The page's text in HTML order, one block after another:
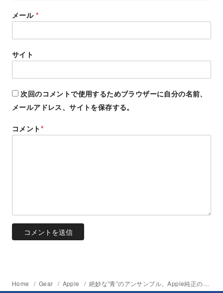
メール *
サイト
次回のコメントで使用するためブラウザーに自分の名前、
メールアドレス、サイトを保存する。
コメント*
Home Gear Apple 絶妙な”青”のアンサンブル。Apple純正の手帳型iPhone Xケース「レザーフォリオ」コスモスブルー